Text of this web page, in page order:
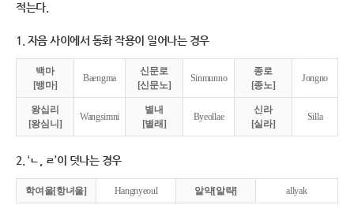
적는다.
1. 자음 사이에서 동화 작용이 일어나는 경우
백마
[뱅마]
Baengma
신문로
[신문노]
Sinmunno
종로
[종노]
Jongno
왕십리
[왕심니]
Wangsimni
별내
[별래]
Byeollae
신라
[실라]
Silla
2. ‘ㄴ, ㄹ’이 덧나는 경우
학여울[항녀울] Hangnyeoul 알약[알략] allyak